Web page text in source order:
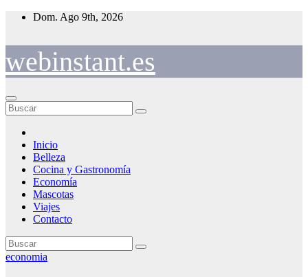
Saltar
Dom. Ago 9th, 2026
webinstant.es
Inicio
Belleza
Cocina y Gastronomía
Economía
Mascotas
Viajes
Contacto
economia